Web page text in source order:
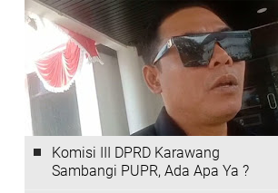
Komisi III DPRD Karawang
Sambangi PUPR, Ada Apa Ya ?